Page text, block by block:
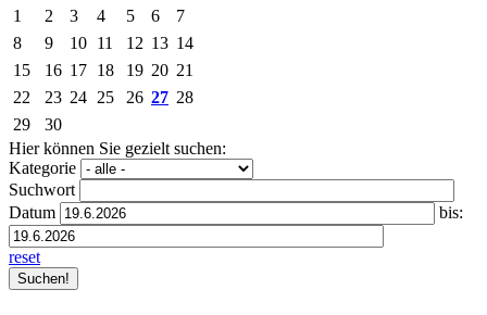
1
2 3 4 5 6
7
8
9 10 11 12 13 14
15
16 17 18 19 20 21
22
23 24 25 26 27 28
29
30
Hier können Sie gezielt suchen:
Kategorie
Suchwort
Datum
bis:
reset